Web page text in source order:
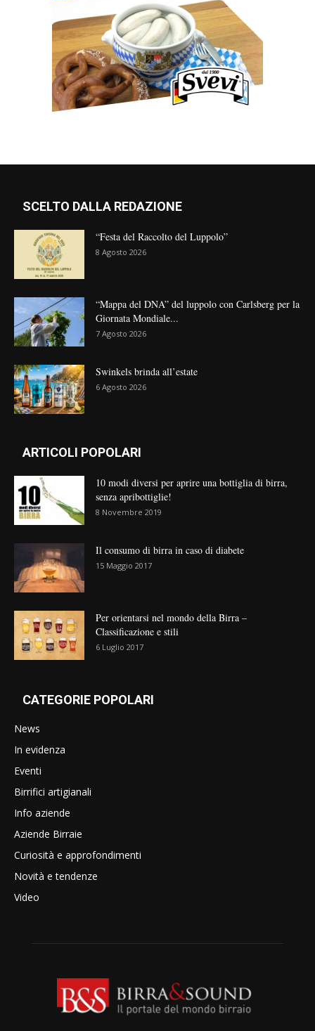
SCELTO DALLA REDAZIONE
“Festa del Raccolto del Luppolo”
8 Agosto 2026
“Mappa del DNA” del luppolo con Carlsberg per la
Giornata Mondiale...
7 Agosto 2026
Swinkels brinda all’estate
6 Agosto 2026
ARTICOLI POPOLARI
10 modi diversi per aprire una bottiglia di birra,
senza apribottiglie!
8 Novembre 2019
Il consumo di birra in caso di diabete
15 Maggio 2017
Per orientarsi nel mondo della Birra –
Classificazione e stili
6 Luglio 2017
CATEGORIE POPOLARI
News
In evidenza
Eventi
Birrifici artigianali
Info aziende
Aziende Birraie
Curiosità e approfondimenti
Novità e tendenze
Video